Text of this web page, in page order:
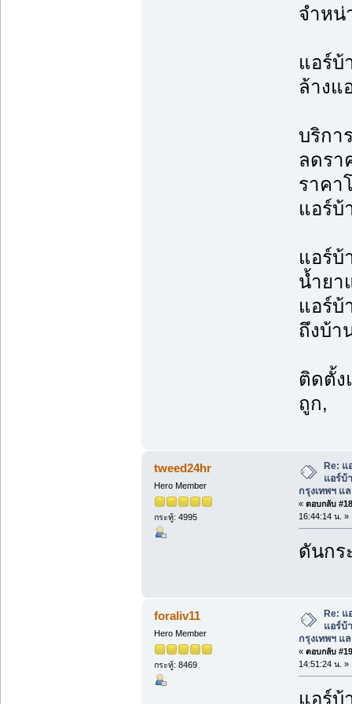
จำหน่
แอร์บ้
ล้างแ
บริกา
ลดรา
ราคา
แอร์บ้
แอร์บ้
น้ำยา
แอร์บ้
ถึงบ้า
ติดตั้ง
ถูก,
tweed24hr
Hero Member
กระทู้: 4995
Re: แ
แอร์บ้
กรุงเทพฯ
« ตอบกลับ
16:44:14 น. »
ดันก
foraliv11
Hero Member
กระทู้: 8469
Re:
แอร์บ้
กรุงเทพฯ
« ตอบกลับ
14:51:24 น. »
แอร์บ้